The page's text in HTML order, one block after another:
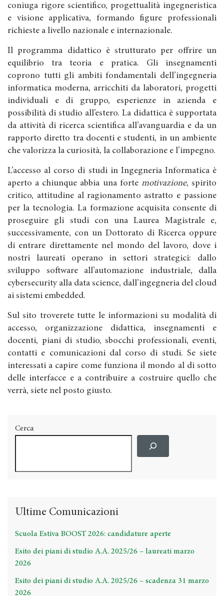
coniuga rigore scientifico, progettualità ingegneristica
e visione applicativa, formando figure professionali
richieste a livello nazionale e internazionale.
Il programma didattico è strutturato per offrire un
equilibrio tra teoria e pratica. Gli insegnamenti
coprono tutti gli ambiti fondamentali dell’ingegneria
informatica moderna, arricchiti da laboratori, progetti
individuali e di gruppo, esperienze in azienda e
possibilità di studio all’estero. La didattica è supportata
da attività di ricerca scientifica all’avanguardia e da un
rapporto diretto tra docenti e studenti, in un ambiente
che valorizza la curiosità, la collaborazione e l’impegno.
L’accesso al corso di studi in Ingegneria Informatica è
aperto a chiunque abbia una forte motivazione, spirito
critico, attitudine al ragionamento astratto e passione
per la tecnologia. La formazione acquisita consente di
proseguire gli studi con una Laurea Magistrale e,
successivamente, con un Dottorato di Ricerca oppure
di entrare direttamente nel mondo del lavoro, dove i
nostri laureati operano in settori strategici: dallo
sviluppo software all’automazione industriale, dalla
cybersecurity alla data science, dall’ingegneria del cloud
ai sistemi embedded.
Sul sito troverete tutte le informazioni su modalità di
accesso, organizzazione didattica, insegnamenti e
docenti, piani di studio, sbocchi professionali, eventi,
contatti e comunicazioni dal corso di studi. Se siete
interessati a capire come funziona il mondo al di sotto
delle interfacce e a contribuire a costruire quello che
verrà, siete nel posto giusto.
Cerca
Ultime Comunicazioni
Scuola Estiva BOOST 2026: candidature aperte
Esito dei piani di studio A.A. 2025/26 – laureati marzo
2026
Esito dei piani di studio A.A. 2025/26 – scadenza 31 marzo
2026